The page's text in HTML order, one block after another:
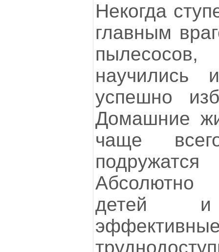
Некогда
главным
научились
успешно
Домашние
чаще
Абсолютно
детей и